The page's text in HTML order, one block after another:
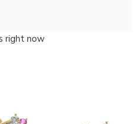
right now